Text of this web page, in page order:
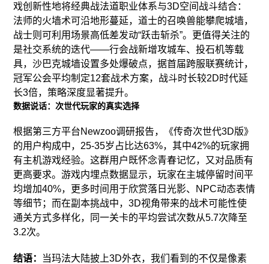
戏创新性地将经典战法道职业体系与3D空间战斗结合：
法师的火墙术可沿地形蔓延，道士的召唤兽能攀爬城墙，
战士则可利用场景高低差发动“跃击斩杀”。更值得关注的
是社交系统的迭代——行会战新增攻城车、投石机等载
具，沙巴克城墙设置多处爆破点，据首届跨服联赛统计，
冠军公会平均制定12套战术方案，战斗时长较2D时代延
长3倍，策略深度显著提升。
数据说话：次世代玩家的真实选择
根据第三方平台Newzoo调研报告，《传奇次世代3D版》
的用户构成中，25-35岁占比达63%，其中42%的玩家拥
有主机游戏经验。这群用户既怀念青春记忆，又对品质有
更高要求。游戏内埋点数据显示，玩家在主城停留时间平
均增加40%，更多时间用于欣赏落日光影、NPC动态表情
等细节；而在副本挑战中，3D视角带来的战术可能性使
通关方式多样化，同一关卡的平均尝试次数从5.7次降至
3.2次。
结语： 当玛法大陆披上3D外衣，我们看到的不仅是像素